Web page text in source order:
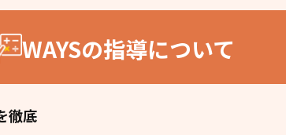
WAYSの指導について
徹底